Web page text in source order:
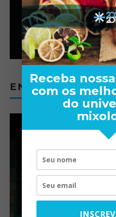
ENTREVISTAS
Receba
com os
do